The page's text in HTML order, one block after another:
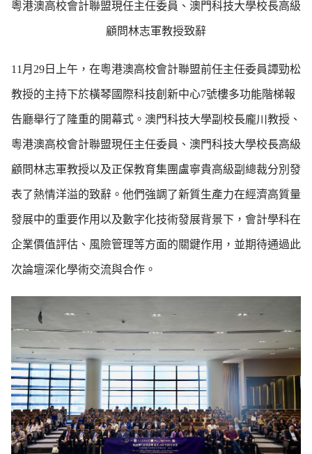
粵港澳高校會計聯盟現任主任委員、澳門科技大學校長高級
顧問林志軍教授致辭
11月29日上午，在粵港澳高校會計聯盟前任主任委員譚勁松
教授的主持下於橫琴國際科技創新中心7號樓多功能階梯報
告廳舉行了隆重的開幕式。澳門科技大學副校長龐川教授、
粵港澳高校會計聯盟現任主任委員、澳門科技大學校長高級
顧問林志軍教授以及正保教育集團盧寧貴高級副總裁分別發
表了熱情洋溢的致辭。他們強調了新質生產力在經濟高質量
發展中的重要作用以及數字化技術發展背景下，會計學科在
企業價值評估、風險管理等方面的關鍵作用，並期待通過此
次論壇深化學術交流與合作。